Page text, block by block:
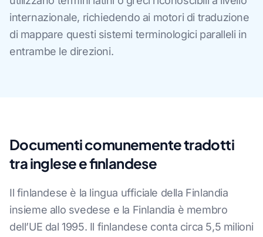
internazionale, richiedendo ai motori di traduzione
di mappare questi sistemi terminologici paralleli in
entrambe le direzioni.
Documenti comunemente tradotti
tra inglese e finlandese
Il finlandese è la lingua ufficiale della Finlandia
insieme allo svedese e la Finlandia è membro
dell’UE dal 1995. Il finlandese conta circa 5,5 milioni